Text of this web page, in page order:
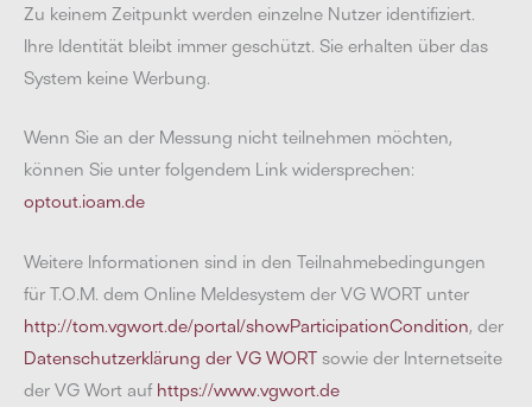
Zu keinem Zeitpunkt werden einzelne Nutzer identifiziert.
Ihre Identität bleibt immer geschützt. Sie erhalten über das
System keine Werbung.
Wenn Sie an der Messung nicht teilnehmen möchten,
können Sie unter folgendem Link widersprechen:
optout.ioam.de
Weitere Informationen sind in den Teilnahmebedingungen
für T.O.M. dem Online Meldesystem der VG WORT unter
http://tom.vgwort.de/portal/showParticipationCondition, der
Datenschutzerklärung der VG WORT sowie der Internetseite
der VG Wort auf https://www.vgwort.de